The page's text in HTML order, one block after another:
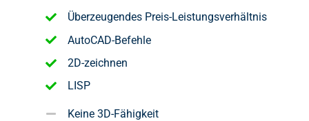
Überzeugendes Preis-Leistungsverhältnis
AutoCAD-Befehle
2D-zeichnen
LISP
Keine 3D-Fähigkeit